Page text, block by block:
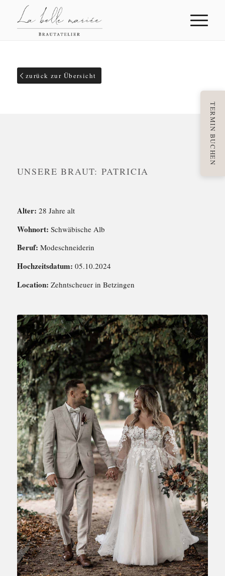
zurück zur Übersicht
UNSERE BRAUT: PATRICIA
Alter: 28 Jahre alt
Wohnort: Schwäbische Alb
Beruf: Modeschneiderin
Hochzeitsdatum: 05.10.2024
Location: Zehntscheuer in Betzingen
TERMIN BUCHEN